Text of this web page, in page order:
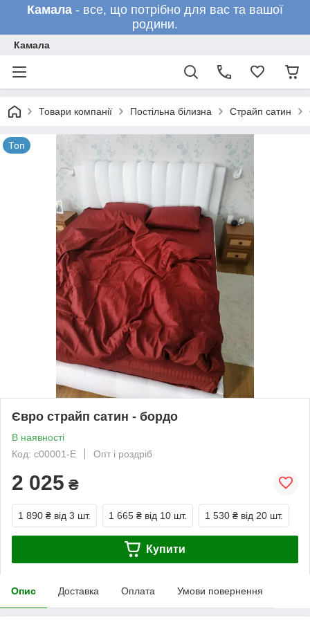
Камала - все, що потрібно для вас та вашої
родини.
Камала
Товари компанії Постільна білизна Страйп сатин
Топ
Євро страйп сатин - бордо
В наявності
Код: с00001-Е
Опт і роздріб
2 025 ₴
1 890 ₴ від 3 шт. 1 665 ₴ від 10 шт. 1 530 ₴ від 20 шт.
Купити
Опис Доставка Оплата Умови повернення